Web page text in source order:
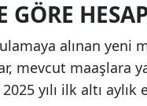
GÖRE
alınan yeni
mevcut maaşlara
yılı ilk altı